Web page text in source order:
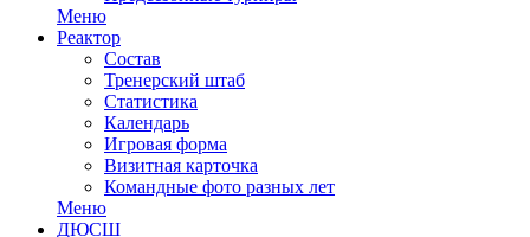
Меню
Реактор
Состав
Тренерский штаб
Статистика
Календарь
Игровая форма
Визитная карточка
Командные фото разных лет
Меню
ДЮСШ